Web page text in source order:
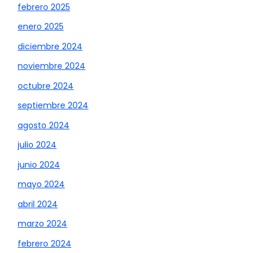
febrero 2025
enero 2025
diciembre 2024
noviembre 2024
octubre 2024
septiembre 2024
agosto 2024
julio 2024
junio 2024
mayo 2024
abril 2024
marzo 2024
febrero 2024